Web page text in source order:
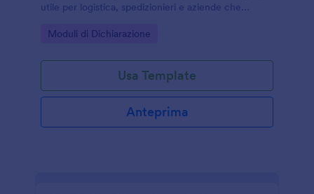
utile per logistica, spedizionieri e aziende che
Go to Category:
Moduli di Dichiarazione
Usa Template
Anteprima